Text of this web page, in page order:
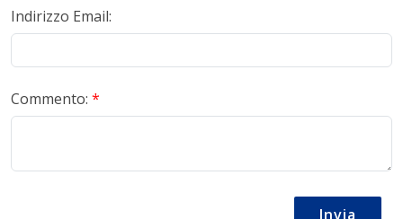
Indirizzo Email:
Commento: *
Invia